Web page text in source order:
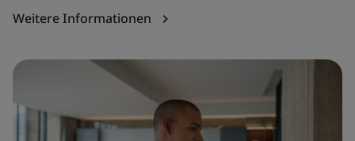
Weitere Informationen